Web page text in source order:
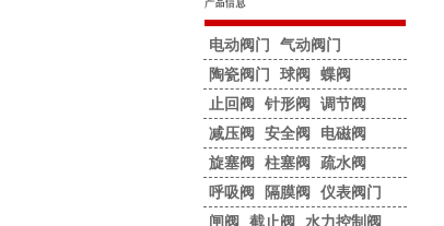
电动阀门
气动阀门
陶瓷阀门
球阀
蝶阀
止回阀
针形阀
调节阀
减压阀
安全阀
电磁阀
旋塞阀
柱塞阀
疏水阀
呼吸阀
隔膜阀
仪表阀门
闸阀
截止阀
水力控制阀